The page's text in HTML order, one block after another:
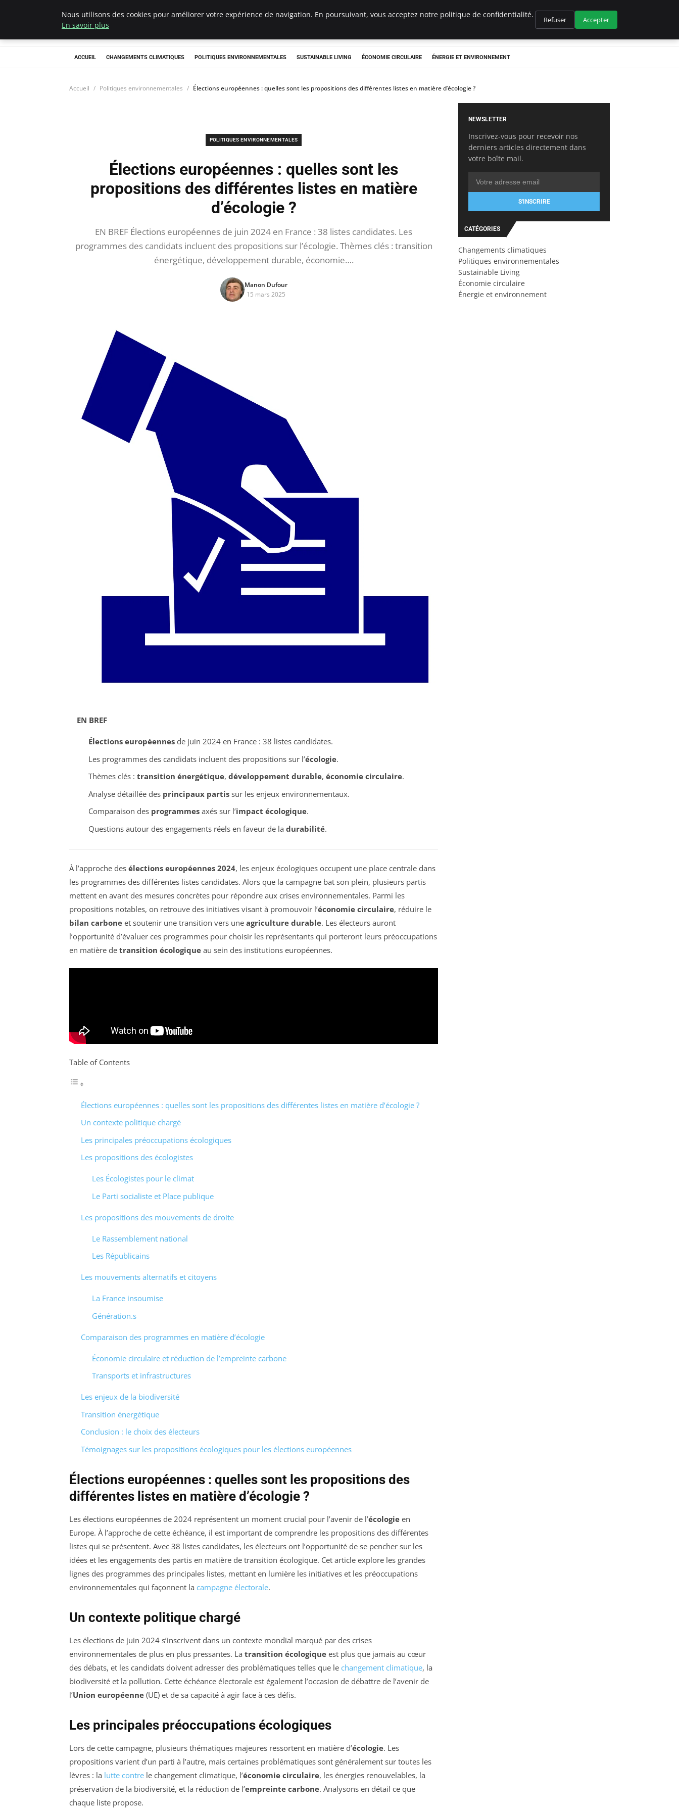
Climategatecountryclub.com
ACCUEIL CHANGEMENTS CLIMATIQUES POLITIQUES ENVIRONNEMENTALES SUSTAINABLE LIVING ÉCONOMIE CIRCULAIRE ÉNERGIE ET ENVIRONNEMENT
Accueil Politiques environnementales Élections européennes : quelles sont les propositions des différentes listes en matière d’écologie ?
POLITIQUES ENVIRONNEMENTALES
Élections européennes : quelles sont les
propositions des différentes listes en matière
d’écologie ?
EN BREF Élections européennes de juin 2024 en France : 38 listes candidates. Les
programmes des candidats incluent des propositions sur l’écologie. Thèmes clés : transition
énergétique, développement durable, économie….
Manon Dufour
15 mars 2025
EN BREF
Élections européennesde juin 2024 en France : 38 listes candidates.
Les programmes des candidats incluent des propositions sur l’écologie.
Thèmes clés : transition énergétique, développement durable, économie circulaire.
Analyse détaillée des principaux partissur les enjeux environnementaux.
Comparaison des programmesaxés sur l’impact écologique.
Questions autour des engagements réels en faveur de la durabilité.
À l’approche des élections européennes 2024, les enjeux écologiques occupent une place centrale dans
les programmes des différentes listes candidates. Alors que la campagne bat son plein, plusieurs partis
mettent en avant des mesures concrètes pour répondre aux crises environnementales. Parmi les
propositions notables, on retrouve des initiatives visant à promouvoir l’économie circulaire, réduire le
bilan carbone et soutenir une transition vers une agriculture durable. Les électeurs auront
l’opportunité d’évaluer ces programmes pour choisir les représentants qui porteront leurs préoccupations
en matière de transition écologique au sein des institutions européennes.
Table of Contents
Élections européennes : quelles sont les propositions des différentes listes en matière d’écologie ?
Un contexte politique chargé
Les principales préoccupations écologiques
Les propositions des écologistes
Les Écologistes pour le climat
Le Parti socialiste et Place publique
Les propositions des mouvements de droite
Le Rassemblement national
Les Républicains
Les mouvements alternatifs et citoyens
La France insoumise
Génération.s
Comparaison des programmes en matière d’écologie
Économie circulaire et réduction de l’empreinte carbone
Transports et infrastructures
Les enjeux de la biodiversité
Transition énergétique
Conclusion : le choix des électeurs
Témoignages sur les propositions écologiques pour les élections européennes
Élections européennes : quelles sont les propositions des
différentes listes en matière d’écologie ?
Les élections européennes de 2024 représentent un moment crucial pour l’avenir de l’écologie en
Europe. À l’approche de cette échéance, il est important de comprendre les propositions des différentes
listes qui se présentent. Avec 38 listes candidates, les électeurs ont l’opportunité de se pencher sur les
idées et les engagements des partis en matière de transition écologique. Cet article explore les grandes
lignes des programmes des principales listes, mettant en lumière les initiatives et les préoccupations
environnementales qui façonnent la campagne électorale.
Un contexte politique chargé
Les élections de juin 2024 s’inscrivent dans un contexte mondial marqué par des crises
environnementales de plus en plus pressantes. La transition écologique est plus que jamais au cœur
des débats, et les candidats doivent adresser des problématiques telles que le changement climatique, la
biodiversité et la pollution. Cette échéance électorale est également l’occasion de débattre de l’avenir de
l’Union européenne (UE) et de sa capacité à agir face à ces défis.
Les principales préoccupations écologiques
Lors de cette campagne, plusieurs thématiques majeures ressortent en matière d’écologie. Les
propositions varient d’un parti à l’autre, mais certaines problématiques sont généralement sur toutes les
lèvres : la lutte contre le changement climatique, l’économie circulaire, les énergies renouvelables, la
préservation de la biodiversité, et la réduction de l’empreinte carbone. Analysons en détail ce que
chaque liste propose.
NEWSLETTER
Inscrivez-vous pour recevoir nos
derniers articles directement dans
votre boîte mail.
S'INSCRIRE
CATÉGORIES
Changements climatiques
Politiques environnementales
Sustainable Living
Économie circulaire
Énergie et environnement
Nous utilisons des cookies pour améliorer votre expérience de navigation. En poursuivant, vous acceptez notre politique de confidentialité.
En savoir plus
Refuser Accepter